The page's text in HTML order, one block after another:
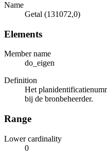
Name
Getal (131072,0)
Elements
Member name
do_eigen
Definition
Het
bij de bronbeheerder.
Range
Lower cardinality
0